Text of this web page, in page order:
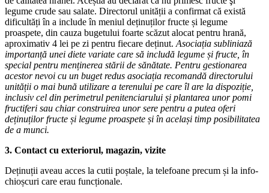
legume crude sau salate. Directorul unității a confirmat că există
dificultăți în a include în meniul deținuților fructe și legume
proaspete, din cauza bugetului foarte scăzut alocat pentru hrană,
aproximativ 4 lei pe zi pentru fiecare deținut. Asociația subliniază
importanță unei diete variate care să includă legume și fructe, în
special pentru menținerea stării de sănătate. Pentru gestionarea
acestor nevoi cu un buget redus asociația recomandă directorului
unității o mai bună utilizare a terenului pe care îl are la dispoziție,
inclusiv cel din perimetrul penitenciarului și plantarea unor pomi
fructiferi sau chiar construirea unor sere pentru a putea oferi
deținuților fructe și legume proaspete și în același timp posibilitatea
de a munci.
3. Contact cu exteriorul, magazin, vizite
Deținuții aveau acces la cutii poștale, la telefoane precum și la info-
chioșcuri care erau funcționale.